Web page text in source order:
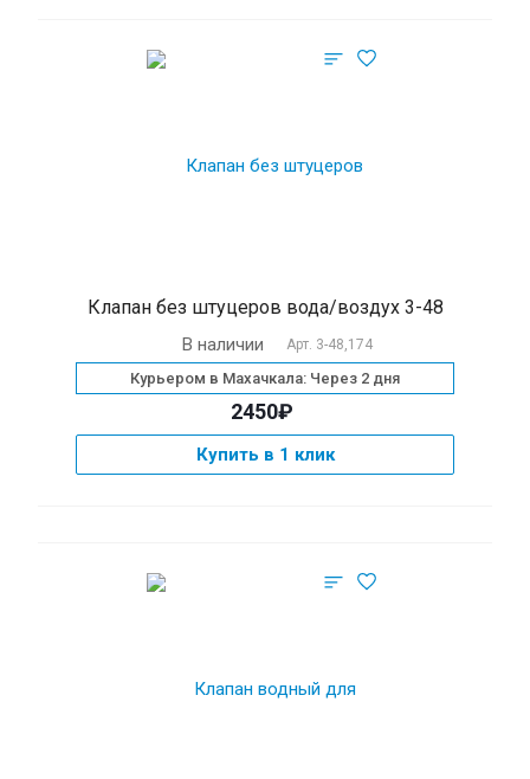
Клапан без штуцеров вода/воздух 3-48
В наличии Арт. 3-48,174
Курьером в Махачкала: Через 2 дня
2450₽
Купить в 1 клик